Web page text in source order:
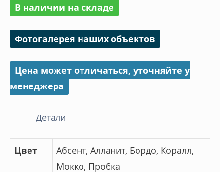
ЛЮКСАРД/LUXARD
В наличии на складе
Фотогалерея наших объектов
Цена может отличаться, уточняйте у
менеджера
Детали
Цвет
Абсент, Алланит, Бордо, Коралл,
Мокко, Пробка